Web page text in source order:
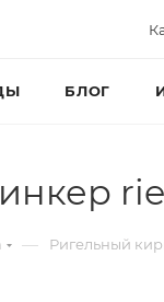
БЛОГ
— Ригельный